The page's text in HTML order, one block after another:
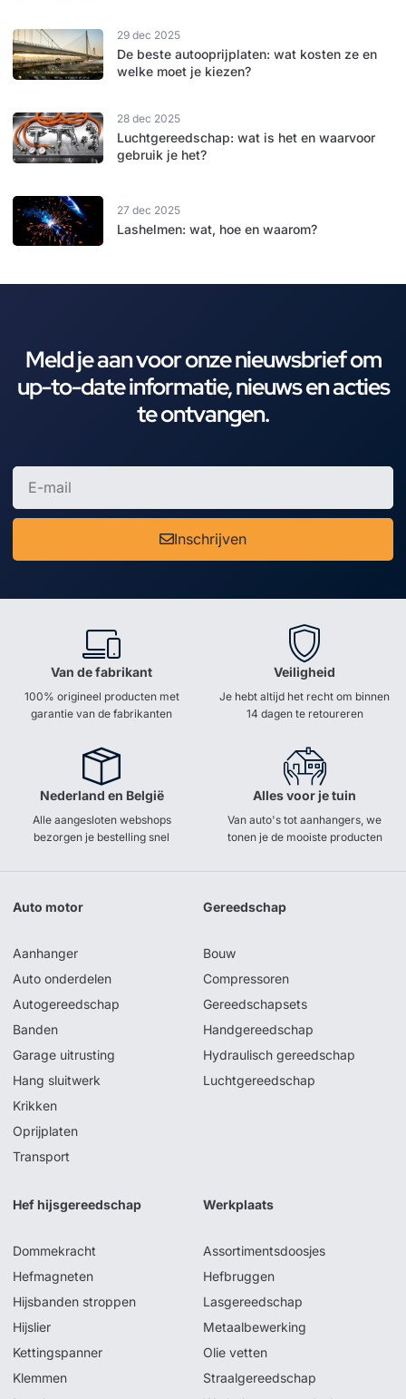
29 dec 2025
De beste autooprijplaten: wat kosten ze en
welke moet je kiezen?
28 dec 2025
Luchtgereedschap: wat is het en waarvoor
gebruik je het?
27 dec 2025
Lashelmen: wat, hoe en waarom?
Meld je aan voor onze nieuwsbrief om
up-to-date informatie, nieuws en acties
te ontvangen.
Inschrijven
Van de fabrikant
100% origineel producten met
garantie van de fabrikanten
Veiligheid
Je hebt altijd het recht om binnen
14 dagen te retoureren
Nederland en België
Alle aangesloten webshops
bezorgen je bestelling snel
Alles voor je tuin
Van auto's tot aanhangers, we
tonen je de mooiste producten
Auto motor
Aanhanger
Auto onderdelen
Autogereedschap
Banden
Garage uitrusting
Hang sluitwerk
Krikken
Oprijplaten
Transport
Gereedschap
Bouw
Compressoren
Gereedschapsets
Handgereedschap
Hydraulisch gereedschap
Luchtgereedschap
Hef hijsgereedschap
Dommekracht
Hefmagneten
Hijsbanden stroppen
Hijslier
Kettingspanner
Klemmen
Werkplaats
Assortimentsdoosjes
Hefbruggen
Lasgereedschap
Metaalbewerking
Olie vetten
Straalgereedschap